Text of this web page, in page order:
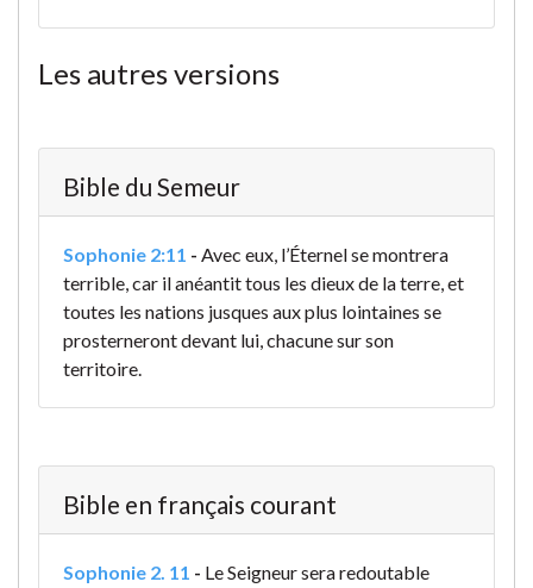
Les autres versions
Bible du Semeur
Sophonie 2:11 - Avec eux, l’Éternel se montrera
terrible,car il anéantit tous les dieux de la terre,et
toutes les nations jusques aux plus lointaines se
prosterneront devant lui,chacune sur son
territoire.
Bible en français courant
Sophonie 2. 11 - Le Seigneur sera redoutable